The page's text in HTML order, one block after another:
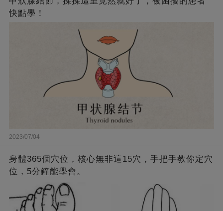
快點學！
2023/07/04
身體365個穴位，核心無非這15穴，手把手教你定穴
位，5分鐘能學會。